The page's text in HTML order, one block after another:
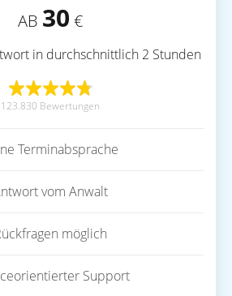
AB 30 €
in durchschnittlich 2 Stunden
123.830 Bewertungen
Terminabsprache
vom Anwalt
möglich
Support